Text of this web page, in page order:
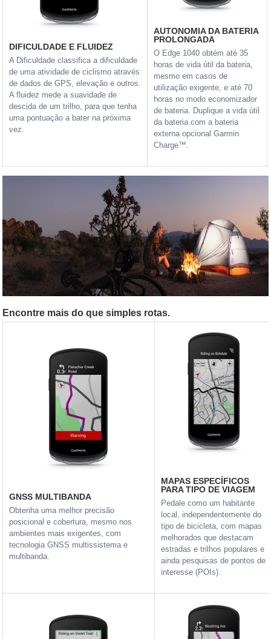
DIFICULDADE E FLUIDEZ
A Dificuldade classifica a dificuldade
de uma atividade de ciclismo através
de dados de GPS, elevação e outros.
A fluidez mede a suavidade de
descida de um trilho, para que tenha
uma pontuação a bater na próxima
vez.
AUTONOMIA DA BATERIA
PROLONGADA
O Edge 1040 obtém até 35
horas de vida útil da bateria,
mesmo em casos de
utilização exigente, e até 70
horas no modo economizador
de bateria. Duplique a vida útil
da bateria com a bateria
externa opcional Garmin
Charge™.
Encontre mais do que simples rotas.
GNSS MULTIBANDA
Obtenha uma melhor precisão
posicional e cobertura, mesmo nos
ambientes mais exigentes, com
tecnologia GNSS multissistema e
multibanda.
MAPAS ESPECÍFICOS
PARA TIPO DE VIAGEM
Pedale como um habitante
local, independentemente do
tipo de bicicleta, com mapas
melhorados que destacam
estradas e trilhos populares e
ainda pesquisas de pontos de
interesse (POIs).